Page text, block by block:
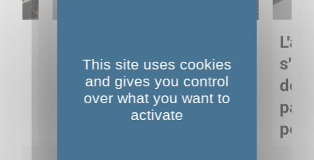
Musée de Préhistoire de
Nemours : apprendre
autrement grâce à la
de
This site uses cookies
and gives you control
over what you want to
activate